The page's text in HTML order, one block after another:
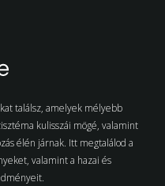
találsz, amelyek mélyebb
kulisszái mögé, valamint
élén járnak. Itt megtalálod a
valamint a hazai és